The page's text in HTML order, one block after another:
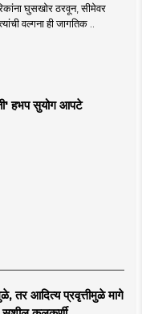
घुसखोर ठरवून, सीमेवर
वल्गना ही जागतिक ..
हभप सुयोग आपटे
तर आदित्य प्रवृत्तीमुळे मागे